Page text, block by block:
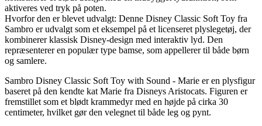
aktiveres ved tryk på poten.
Hvorfor den er blevet udvalgt: Denne Disney Classic Soft Toy fra
Sambro er udvalgt som et eksempel på et licenseret plyslegetøj, der
kombinerer klassisk Disney-design med interaktiv lyd. Den
repræsenterer en populær type bamse, som appellerer til både børn
og samlere.
Sambro Disney Classic Soft Toy with Sound - Marie er en plysfigur
baseret på den kendte kat Marie fra Disneys Aristocats. Figuren er
fremstillet som et blødt krammedyr med en højde på cirka 30
centimeter, hvilket gør den velegnet til både leg og pynt.